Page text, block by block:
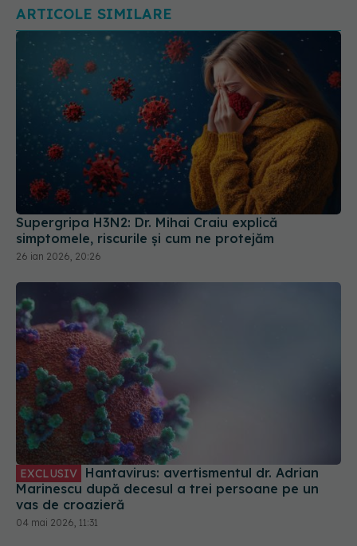
ARTICOLE SIMILARE
Supergripa H3N2: Dr. Mihai Craiu explică
simptomele, riscurile și cum ne protejăm
26 ian 2026, 20:26
EXCLUSIV
Marinescu după decesul a trei persoane pe un
vas de croazieră
04 mai 2026, 11:31